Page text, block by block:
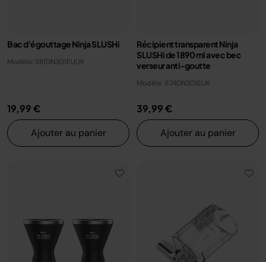
Bac d'égouttage Ninja SLUSHi
Modèle: 381DN301EUUK
19,99 €
Ajouter au panier
Récipient transparent Ninja
SLUSHi de 1890 ml avec bec
verseur anti-goutte
Modèle: 674DN301EUK
39,99 €
Ajouter au panier